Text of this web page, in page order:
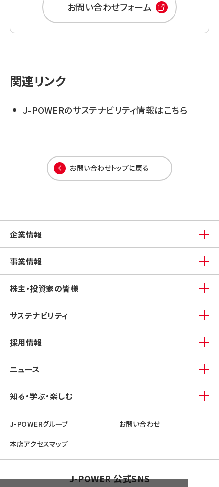
お問い合わせフォーム
関連リンク
J-POWERのサステナビリティ情報はこちら
お問い合わせトップに戻る
企業情報
事業情報
株主・投資家の皆様
サステナビリティ
採用情報
ニュース
知る・学ぶ・楽しむ
J-POWERグループ お問い合わせ
本店アクセスマップ
J-POWER 公式SNS